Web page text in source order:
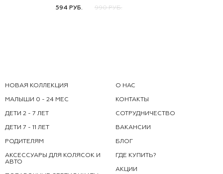
ONE-SIZE
594 РУБ.
990 РУБ.
НОВАЯ КОЛЛЕКЦИЯ
МАЛЫШИ 0 - 24 МЕС
ДЕТИ 2 - 7 ЛЕТ
ДЕТИ 7 - 11 ЛЕТ
РОДИТЕЛЯМ
АКСЕССУАРЫ ДЛЯ КОЛЯСОК И
АВТО
О НАС
КОНТАКТЫ
СОТРУДНИЧЕСТВО
ВАКАНСИИ
БЛОГ
ГДЕ КУПИТЬ?
АКЦИИ